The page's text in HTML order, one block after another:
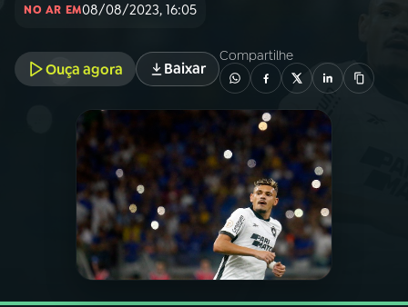
02A RÁDIO
03PROGRAMAÇÃO
PROGRAMAS
PODCASTS
VIDEOCASTS
NO AR EM08/08/2023, 16:05
Ouça agora Baixar
Compartilhe